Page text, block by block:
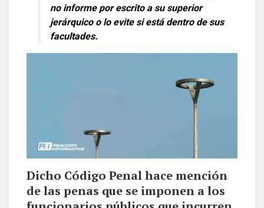
no informe por escrito a su superior
jerárquico o lo evite si está dentro de sus
facultades.
Dicho Código Penal hace mención
de las penas que se imponen a los